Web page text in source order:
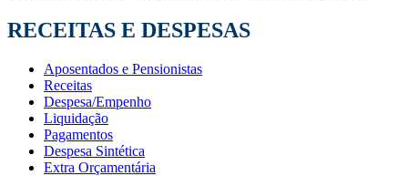
RECEITAS E DESPESAS
Aposentados e Pensionistas
Receitas
Despesa/Empenho
Liquidação
Pagamentos
Despesa Sintética
Extra Orçamentária